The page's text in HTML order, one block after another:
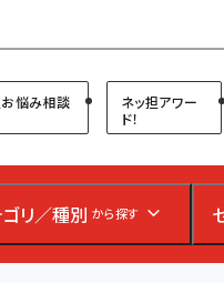
フォーラム
お悩み相談
ネッ担アワー
ド！
リ／種別 から探す
い物を代行する時代に打
ン、オイシックス、元UA
ミナー（8/26＠東京）